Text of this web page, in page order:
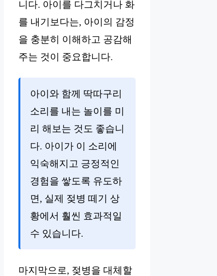
니다. 아이를 다그치거나 화
를 내기보다는, 아이의 감정
을 충분히 이해하고 공감해
주는 것이 중요합니다.
아이와 함께 딱따구리
소리를 내는 놀이를 미
리 해보는 것도 좋습니
다. 아이가 이 소리에
익숙해지고 긍정적인
경험을 쌓도록 유도하
면, 실제 젖병 떼기 상
황에서 훨씬 효과적일
수 있습니다.
마지막으로, 젖병을 대체할